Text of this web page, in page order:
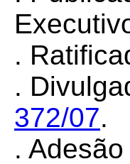
.
.
372/07.
.